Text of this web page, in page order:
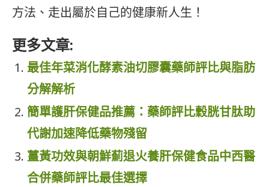
方法、走出屬於自己的健康新人生！
更多文章:
最佳年菜消化酵素油切膠囊藥師評比與脂肪
分解解析
簡單護肝保健品推薦：藥師評比穀胱甘肽助
代謝加速降低藥物殘留
薑黃功效與朝鮮薊退火養肝保健食品中西醫
合併藥師評比最佳選擇